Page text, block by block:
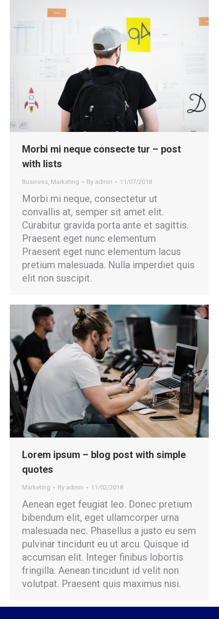
Morbi mi neque consecte tur – post
with lists
Business, Marketing By admin 11/07/2018
Morbi mi neque, consectetur ut
convallis at, semper sit amet elit.
Curabitur gravida porta ante et sagittis.
Praesent eget nunc elementum
Praesent eget nunc elementum lacus
pretium malesuada. Nulla imperdiet quis
elit non suscipit.
Lorem ipsum – blog post with simple
quotes
Marketing By admin 11/02/2018
Aenean eget feugiat leo. Donec pretium
bibendum elit, eget ullamcorper urna
malesuada nec. Phasellus a justo eu sem
pulvinar tincidunt eu ut arcu. Quisque id
accumsan elit. Integer finibus lobortis
fringilla. Aenean tincidunt id velit non
volutpat. Praesent quis maximus nisi.